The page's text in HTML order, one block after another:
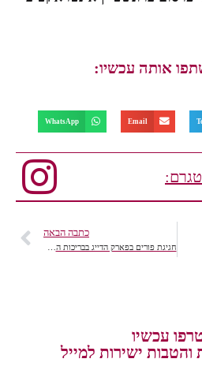
אותה עכשיו:
Email
WhatsApp
כתבה הבאה
עכשיו
ישירות למייל